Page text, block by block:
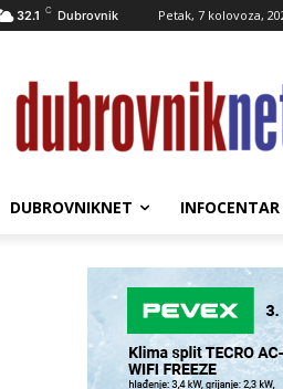
32.1 C Dubrovnik Petak, 7 kolovoza,
DUBROVNIKNET INFOCENTAR